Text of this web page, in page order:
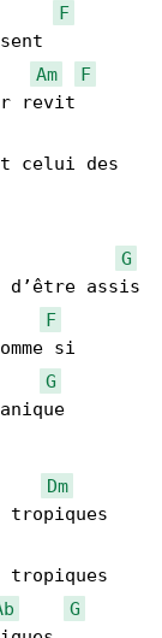
F
Am
F
G
F
G
Dm
G